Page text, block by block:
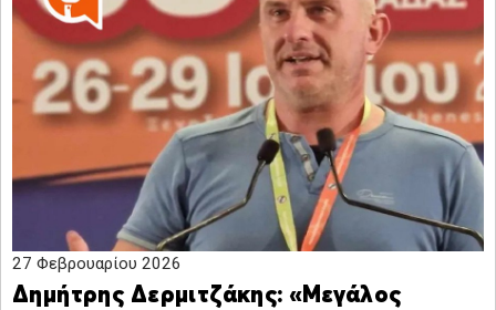
27 Φεβρουαρίου 2026
Δημήτρης Δερμιτζάκης: «Μεγάλος